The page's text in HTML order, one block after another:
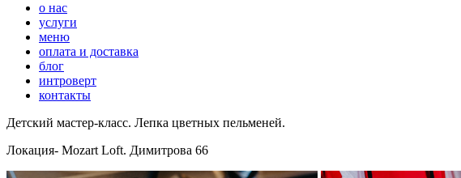
о нас
услуги
меню
оплата и доставка
блог
интроверт
контакты
Детский мастер-класс. Лепка цветных пельменей.
Локация- Mozart Loft. Димитрова 66